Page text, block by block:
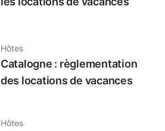
Hôtes
Catalogne : règlementation
des locations de vacances
Hôtes